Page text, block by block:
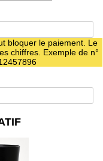
bloquer le paiement. Le
chiffres. Exemple de n°